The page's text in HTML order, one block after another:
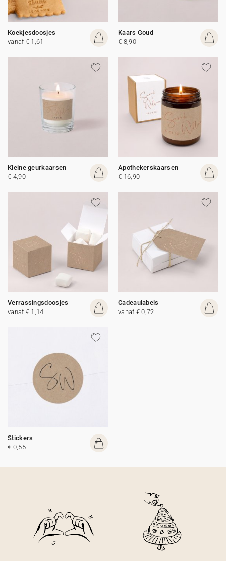
Koekjesdoosjes
vanaf € 1,61
Kaars Goud
€ 8,90
Kleine geurkaarsen
€ 4,90
Apothekerskaarsen
€ 16,90
Verrassingsdoosjes
vanaf € 1,14
Cadeaulabels
vanaf € 0,72
Stickers
€ 0,55